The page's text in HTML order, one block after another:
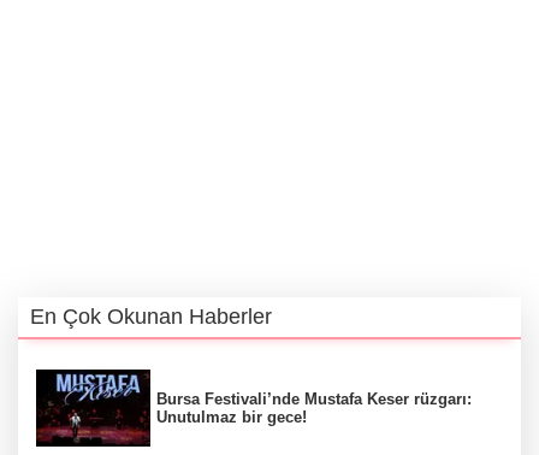
En Çok Okunan Haberler
Bursa Festivali’nde Mustafa Keser rüzgarı:
Unutulmaz bir gece!